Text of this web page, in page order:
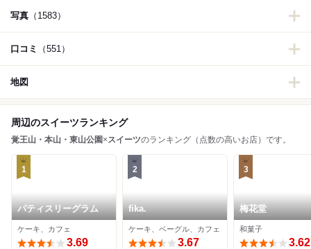
写真 （1583）
口コミ （551）
地図
周辺のスイーツランキング
覚王山・本山・東山公園×スイーツのランキング（点数の高いお店）です。
1
パティスリーグラム
ケーキ、カフェ
3.69
2
fika.
ケーキ、ベーグル、カフェ
3.67
3
梅花堂
和菓子
3.62